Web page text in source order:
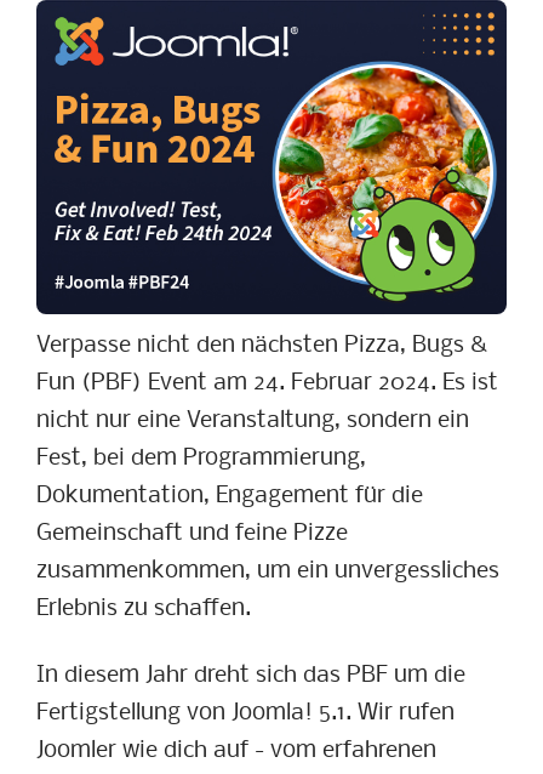
Verpasse nicht den nächsten Pizza, Bugs &
Fun (PBF) Event am 24. Februar 2024. Es ist
nicht nur eine Veranstaltung, sondern ein
Fest, bei dem Programmierung,
Dokumentation, Engagement für die
Gemeinschaft und feine Pizze
zusammenkommen, um ein unvergessliches
Erlebnis zu schaffen.
In diesem Jahr dreht sich das PBF um die
Fertigstellung von Joomla! 5.1. Wir rufen
Joomler wie dich auf - vom erfahrenen